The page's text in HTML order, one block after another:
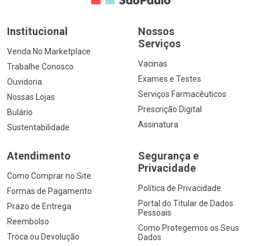
Institucional
Venda No Marketplace
Trabalhe Conosco
Ouvidoria
Nossas Lojas
Bulário
Sustentabilidade
Nossos
Serviços
Vacinas
Exames e Testes
Serviços Farmacêuticos
Prescrição Digital
Assinatura
Atendimento
Como Comprar no Site
Formas de Pagamento
Prazo de Entrega
Reembolso
Troca ou Devolução
Segurança e
Privacidade
Política de Privacidade
Portal do Titular de Dados
Pessoais
Como Protegemos os Seus
Dados